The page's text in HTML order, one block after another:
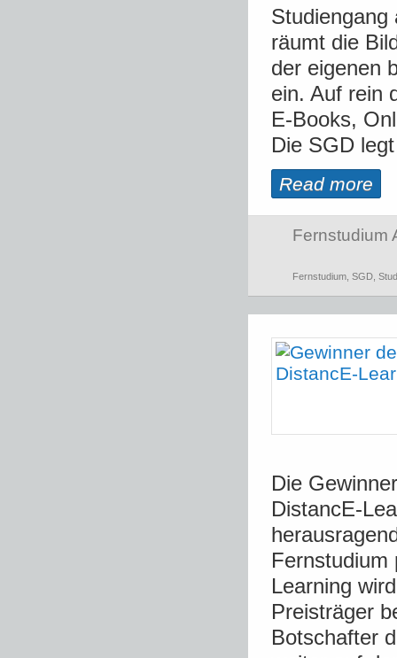
Studiengang
räumt die
der eigenen
ein. Auf rein
E-Books,
Die SGD
Read more
Fernstudium
Fernstudium SGD
Die
DistancE-
Fernstudium
Learning
Preisträger
Botschafter